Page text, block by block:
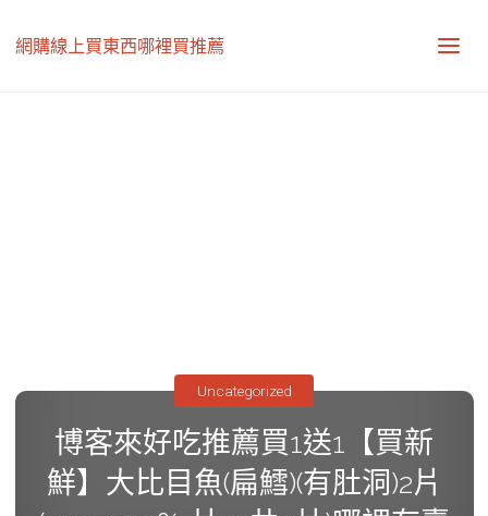
網購線上買東西哪裡買推薦
博客來好吃推薦買1送1【買新
鮮】大比目魚(扁鱈)(有肚洞)2片
Uncategorized